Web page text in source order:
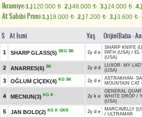
Ikramiye:1.)120.000 t 2.)48.000 t 3.)24.000 t 4.)
At Sahibi Primi:1.)18.000 t 2.)7.200 t 3.)3.600 t
S At İsmi Yaş Orijin(Baba -
1 SHARP GLASS(5) SKG SK 2y d e
SHARP KNIFE
PATH (USA) / EL
(USA)
2 ANARRES(6) SK 2y d d LUXOR- MY
(USA)
3 OĞLUM ÇİÇEK(4) KG SK 2y d e ASTRAKHAN -
MOUNTAIN CAT
4 MECNUN(3) KG K 2y k e
GENERAL
WHITE DROP /
(USA)
5 JAN BOLD(2) KG K GKR 2y d e MARCAVELLY
/ ULTRAMAR